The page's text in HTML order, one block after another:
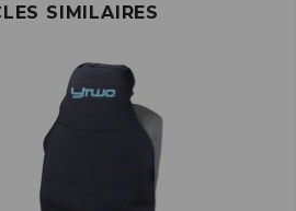
SIMILAIRES